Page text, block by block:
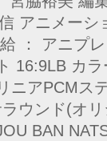
アニメー
： アニプ
16:9LB カ
ニアPCMス
ウンド(オ
BAN